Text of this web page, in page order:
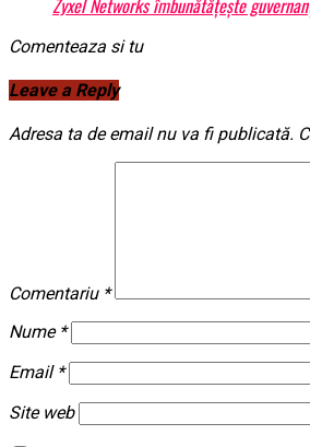
Comenteaza si tu
Leave a Reply
Adresa ta de email nu va fi publicată.
Comentariu *
Nume *
Email *
Site web